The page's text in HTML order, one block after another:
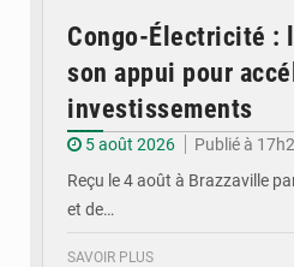
Congo-Électricité :
son appui pour
investissements
5 août 2026
Publié à
Reçu le 4 août à Brazzaville
et de…
SAVOIR PLUS